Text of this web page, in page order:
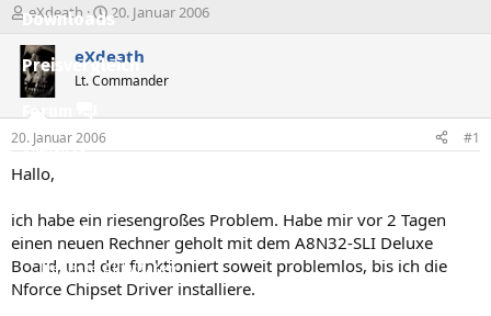
Downloads
Preisvergleich
Forum
Aktuelles
Neue Beiträge
Neueste Aktivitäten
E
r
s
t
e
e
r
eXdeath
E
r
s
e
t
20. Januar 2006
eXdeath
Lt. Commander
20. Januar 2006 #1
Hallo,
ich habe ein riesengroßes Problem. Habe mir vor 2 Tagen
einen neuen Rechner geholt mit dem A8N32-SLI Deluxe
Board, und der funktioniert soweit problemlos, bis ich die
Nforce Chipset Driver installiere.